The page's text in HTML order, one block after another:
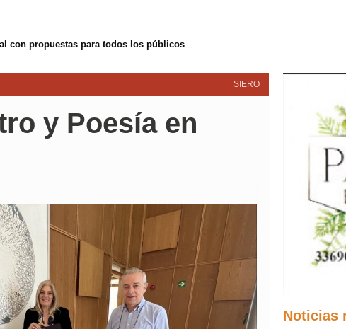
con propuestas para todos los públicos
SIERO
y Poesía en
Noticias